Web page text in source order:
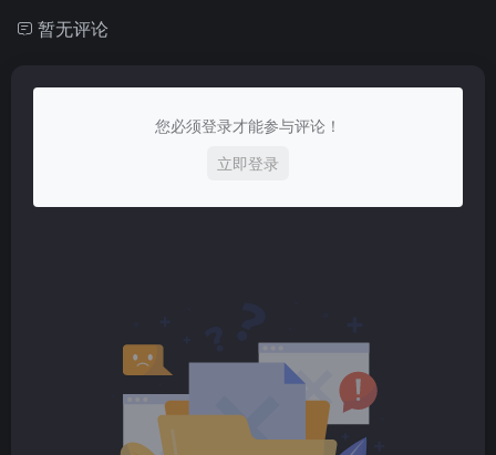
暂无评论
您必须登录才能参与评论！
立即登录